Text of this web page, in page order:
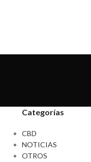
Categorías
CBD
NOTICIAS
OTROS